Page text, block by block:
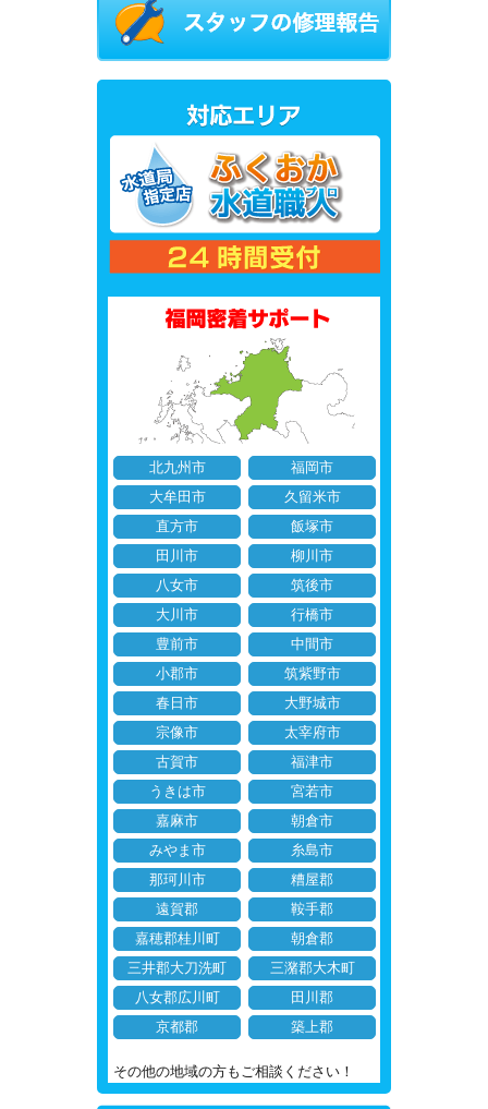
北九州市
福岡市
大牟田市
久留米市
直方市
飯塚市
田川市
柳川市
八女市
筑後市
大川市
行橋市
豊前市
中間市
小郡市
筑紫野市
春日市
大野城市
宗像市
太宰府市
古賀市
福津市
うきは市
宮若市
嘉麻市
朝倉市
みやま市
糸島市
那珂川市
糟屋郡
遠賀郡
鞍手郡
嘉穂郡桂川町
朝倉郡
三井郡大刀洗町
三潴郡大木町
八女郡広川町
田川郡
京都郡
築上郡
その他の地域の方もご相談ください！